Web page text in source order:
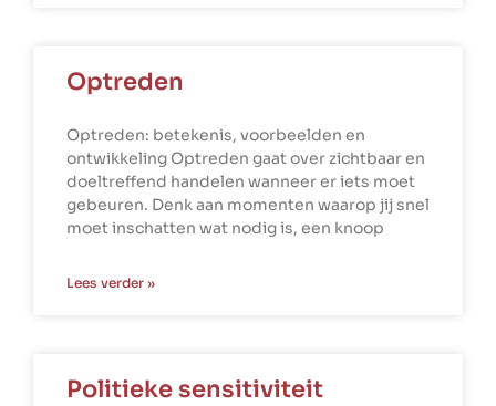
Optreden
Optreden: betekenis, voorbeelden en
ontwikkeling Optreden gaat over zichtbaar en
doeltreffend handelen wanneer er iets moet
gebeuren. Denk aan momenten waarop jij snel
moet inschatten wat nodig is, een knoop
Lees verder »
Politieke sensitiviteit